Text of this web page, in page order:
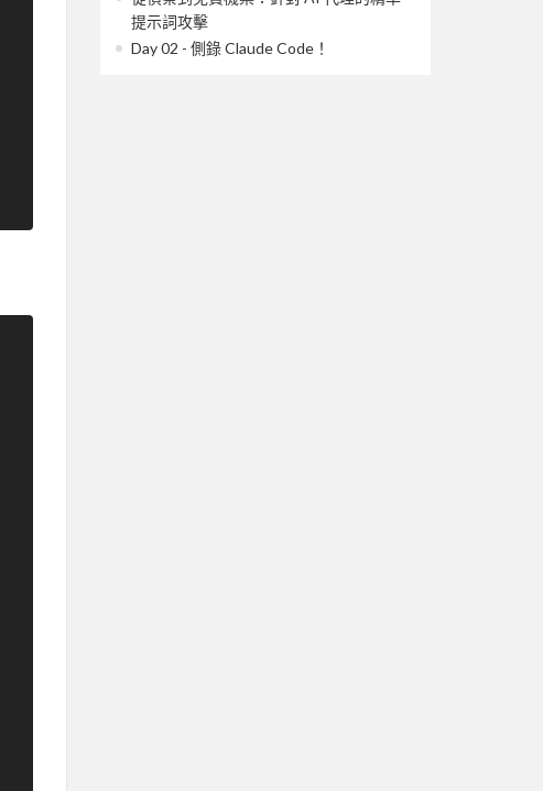
提示詞攻擊
Day 02 - 側錄 Claude Code！